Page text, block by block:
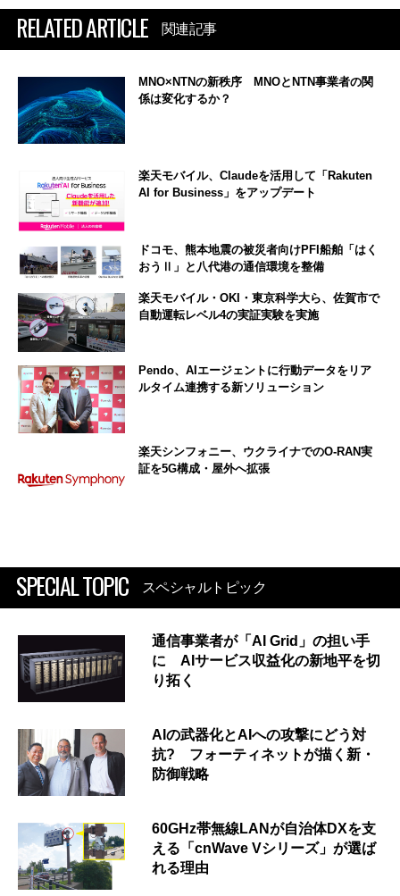
RELATED ARTICLE 関連記事
MNO×NTNの新秩序 MNOとNTN事業者の関
係は変化するか？
楽天モバイル、Claudeを活用して「Rakuten
AI for Business」をアップデート
ドコモ、熊本地震の被災者向けPFI船舶「はく
おうⅡ」と八代港の通信環境を整備
楽天モバイル・OKI・東京科学大ら、佐賀市で
自動運転レベル4の実証実験を実施
Pendo、AIエージェントに行動データをリア
ルタイム連携する新ソリューション
楽天シンフォニー、ウクライナでのO-RAN実
証を5G構成・屋外へ拡張
SPECIAL TOPIC スペシャルトピック
通信事業者が「AI Grid」の担い手
に AIサービス収益化の新地平を切
り拓く
AIの武器化とAIへの攻撃にどう対
抗? フォーティネットが描く新・
防御戦略
60GHz帯無線LANが自治体DXを支
える「cnWave Vシリーズ」が選ば
れる理由